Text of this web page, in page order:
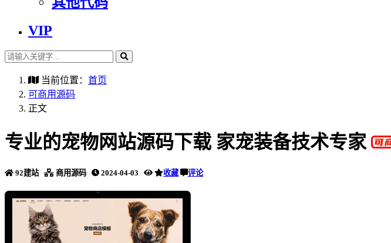
VIP
当前位置： 首页
可商用源码
正文
专业的宠物网站源码下载 家宠装备技术专家
92建站 商用源码 2024-04-03 收藏 评论